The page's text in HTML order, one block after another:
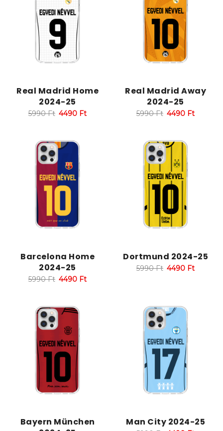
Real Madrid Home
2024-25
5990Ft 4490 Ft
Real Madrid Away
2024-25
5990Ft 4490 Ft
Barcelona Home
2024-25
5990Ft 4490 Ft
Dortmund 2024-25
5990Ft 4490 Ft
Bayern München
Man City 2024-25